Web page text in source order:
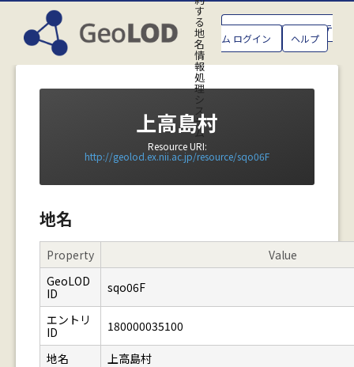
す
る
地
名
情
報
処
理
シ
ス
テ
ム
GeoLOD地名管理システ
ム ログイン ヘルプ
上高島村
Resource URI:
http://geolod.ex.nii.ac.jp/resource/sqo06F
地名
Property
Value
GeoLOD
ID
sqo06F
エントリ
ID
180000035100
地名
上高島村